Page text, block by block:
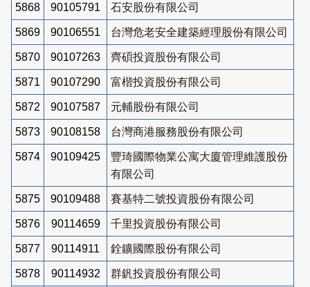
5868 90105791 石安股份有限公司
5869 90106551 台灣危老安全建築經理股份有限公司
5870 90107263 齊碩投資股份有限公司
5871 90107290 富楷投資股份有限公司
5872 90107587 元輔股份有限公司
5873 90108158 台灣商港服務股份有限公司
5874 90109425
豐琦國際物業公寓大廈管理維護股份
有限公司
5875 90109488 賽基特二號投資股份有限公司
5876 90114659 千里投資股份有限公司
5877 90114911 銓鑛國際股份有限公司
5878 90114932 群釩投資股份有限公司